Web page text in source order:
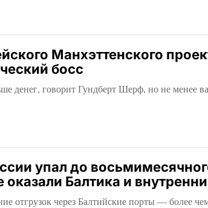
Манхэттенского
босс
денег, говорит Гундберт Шерф, но не менее
упал до
Балтика и
отгрузок через Балтийские порты — более